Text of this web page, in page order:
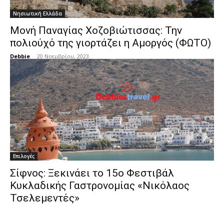
Νησιωτική Ελλάδα
Μονή Παναγίας Χοζοβιώτισσας: Την
πολιούχό της γιορτάζει η Αμοργός (ΦΩΤΟ)
Debbie - 20 Νοεμβρίου, 2023
Επιλογές
Σίφνος: Ξεκινάει το 15ο Φεστιβάλ
Κυκλαδικής Γαστρονομίας «Νικόλαος
Τσελεμεντές»